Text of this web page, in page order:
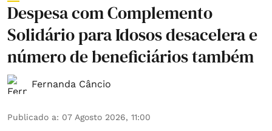
Despesa com Complemento
Solidário para Idosos desacelera e
número de beneficiários também
Fernanda Câncio
Publicado a: 07 Agosto 2026, 11:00